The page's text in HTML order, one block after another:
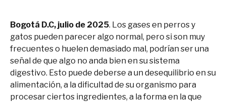
Bogotá D.C, julio de 2025. Los gases en perros y
gatos pueden parecer algo normal, pero si son muy
frecuentes o huelen demasiado mal, podrían ser una
señal de que algo no anda bien en su sistema
digestivo. Esto puede deberse a un desequilibrio en su
alimentación, a la dificultad de su organismo para
procesar ciertos ingredientes, a la forma en la que